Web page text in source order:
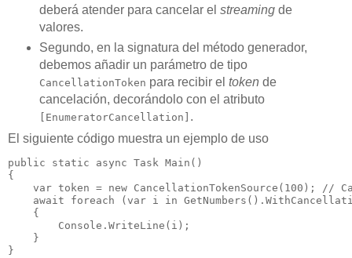
deberá atender para cancelar el streamingde
valores.
Segundo, en la signatura del método generador,
debemos añadir un parámetro de tipo
CancellationToken para recibir el token de
cancelación, decorándolo con el atributo
[EnumeratorCancellation] .
El siguiente código muestra un ejemplo de uso
public static async Task Main()
{
var token = new CancellationTokenSource(100); //
await foreach (var i in
    {
        Console.WriteLine(i);
    }
}